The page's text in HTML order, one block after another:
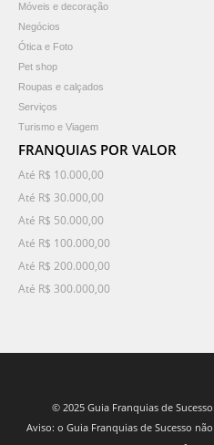
Móveis e decoração
Negócios
Ótica e Foto
Pet shop
Roupas e calçados
Serviços
Turismo e Viagem
FRANQUIAS POR VALOR
Até R$ 10.000,00
Até R$ 30.000,00
Até R$ 50.000,00
Até R$ 100.000,00
Até R$ 200.000,00
Até R$ 300.000,00
© 2025 Guia Franquias de
Aviso: o Guia Franquias de Sucesso